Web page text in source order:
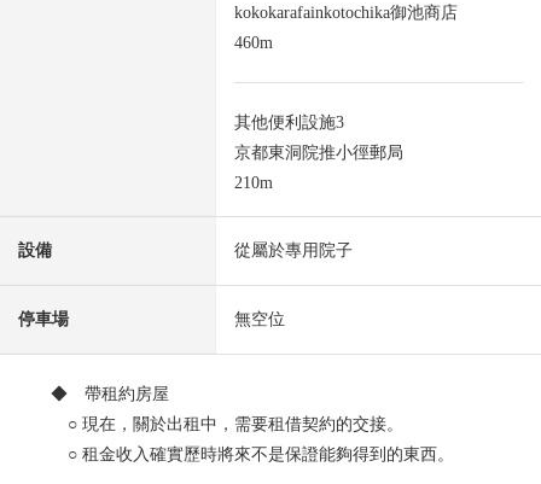
kokokarafainkotochika御池商店
460m
其他便利設施3
京都東洞院推小徑郵局
210m
設備 從屬於專用院子
停車場 無空位
◆ 帶租約房屋
○ 現在，關於出租中，需要租借契約的交接。
○ 租金收入確實歷時將來不是保證能夠得到的東西。